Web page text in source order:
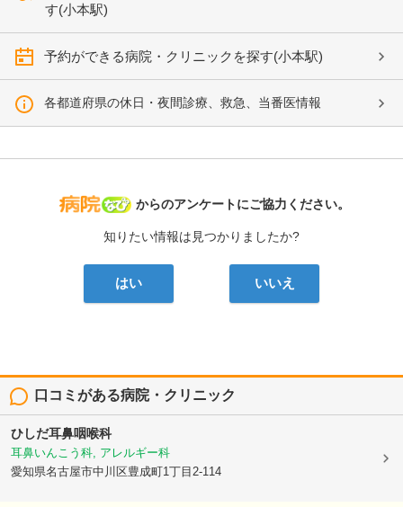
す(小本駅)
予約ができる病院・クリニックを探す(小本駅)
各都道府県の休日・夜間診療、救急、当番医情報
病院なび
からのアンケートにご協力ください。
知りたい情報は見つかりましたか?
はい いいえ
口コミがある病院・クリニック
ひしだ耳鼻咽喉科
耳鼻いんこう科, アレルギー科
愛知県名古屋市中川区豊成町1丁目2-114